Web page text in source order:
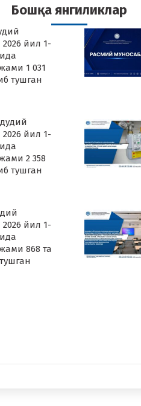
Бошқа янгиликлар
йил 1-
1 031
тушган
йил 1-
2 358
тушган
йил 1-
868 та